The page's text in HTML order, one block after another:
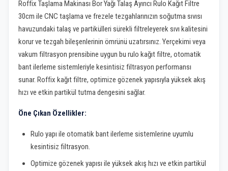
Roffix Taşlama Makinası Bor Yağı Talaş Ayırıcı Rulo Kağıt Filtre
30cm ile CNC taşlama ve frezele tezgahlarınızın soğutma sıvısı
havuzundaki talaş ve partikülleri sürekli filtreleyerek sıvı kalitesini
korur ve tezgah bileşenlerinin ömrünü uzatırsınız. Yerçekimi veya
vakum filtrasyon prensibine uygun bu rulo kağıt filtre, otomatik
bant ilerleme sistemleriyle kesintisiz filtrasyon performansı
sunar. Roffix kağıt filtre, optimize gözenek yapısıyla yüksek akış
hızı ve etkin partikül tutma dengesini sağlar.
Öne Çıkan Özellikler:
Rulo yapı ile otomatik bant ilerleme sistemlerine uyumlu
kesintisiz filtrasyon.
Optimize gözenek yapısı ile yüksek akış hızı ve etkin partikül